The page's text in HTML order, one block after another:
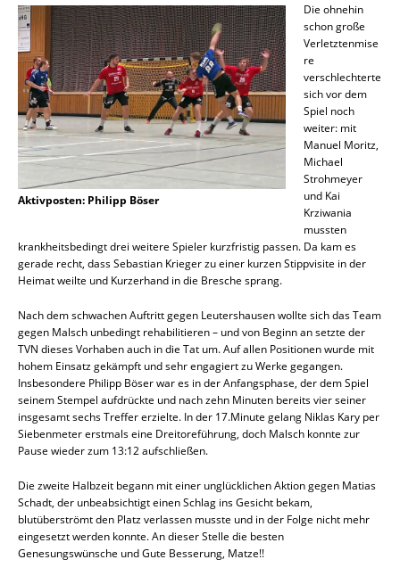
Aktivposten: Philipp Böser
Die ohnehin
schon große
Verletztenmise
re
verschlechterte
sich vor dem
Spiel noch
weiter: mit
Manuel Moritz,
Michael
Strohmeyer
und Kai
Krziwania
mussten
krankheitsbedingt drei weitere Spieler kurzfristig passen. Da kam es
gerade recht, dass Sebastian Krieger zu einer kurzen Stippvisite in der
Heimat weilte und Kurzerhand in die Bresche sprang.
Nach dem schwachen Auftritt gegen Leutershausen wollte sich das Team
gegen Malsch unbedingt rehabilitieren – und von Beginn an setzte der
TVN dieses Vorhaben auch in die Tat um. Auf allen Positionen wurde mit
hohem Einsatz gekämpft und sehr engagiert zu Werke gegangen.
Insbesondere Philipp Böser war es in der Anfangsphase, der dem Spiel
seinem Stempel aufdrückte und nach zehn Minuten bereits vier seiner
insgesamt sechs Treffer erzielte. In der 17.Minute gelang Niklas Kary per
Siebenmeter erstmals eine Dreitoreführung, doch Malsch konnte zur
Pause wieder zum 13:12 aufschließen.
Die zweite Halbzeit begann mit einer unglücklichen Aktion gegen Matias
Schadt, der unbeabsichtigt einen Schlag ins Gesicht bekam,
blutüberströmt den Platz verlassen musste und in der Folge nicht mehr
eingesetzt werden konnte. An dieser Stelle die besten
Genesungswünsche und Gute Besserung, Matze!!